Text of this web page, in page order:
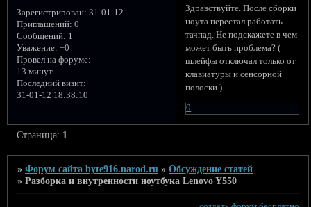
Зарегистрирован: 31-01-12
Приглашений: 0
Сообщений: 1
Уважение: +0
Провел на форуме:
13 минут
Последний визит:
31-01-12 18:38:10
Здравствуйте. После сборки
ноута перестал работать
тачпад. Не подскажете в чем
может быть проблема? (
шлейфы отключал только от
клавиатуры и сенсорной
полоски )
0
Страница: 1
»Форум сайта byte916.narod.ru »Обсуждение статей
»Разборка и внутренности ноутбука Lenovo Y550